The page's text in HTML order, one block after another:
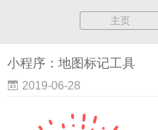
主页
小程序：地图标记工具
2019-06-28